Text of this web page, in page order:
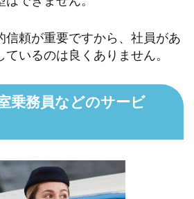
信頼が重要ですから、社員があ
いるのは良くありません。
乗務員などのサービ